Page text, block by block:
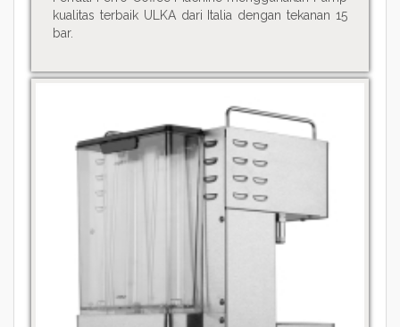
kualitas terbaik ULKA dari Italia dengan tekanan 15
bar.